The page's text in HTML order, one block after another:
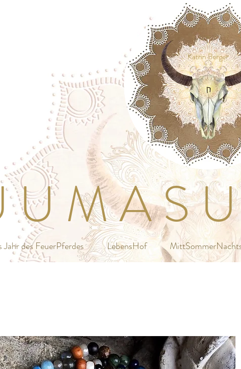
Katrin Berger
U M A S
Jahr des FeuerPferdes LebensHof